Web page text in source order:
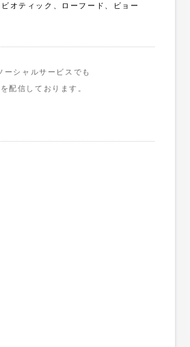
オティック、ローフード、ビョー
ーシャルサービスでも
配信しております。